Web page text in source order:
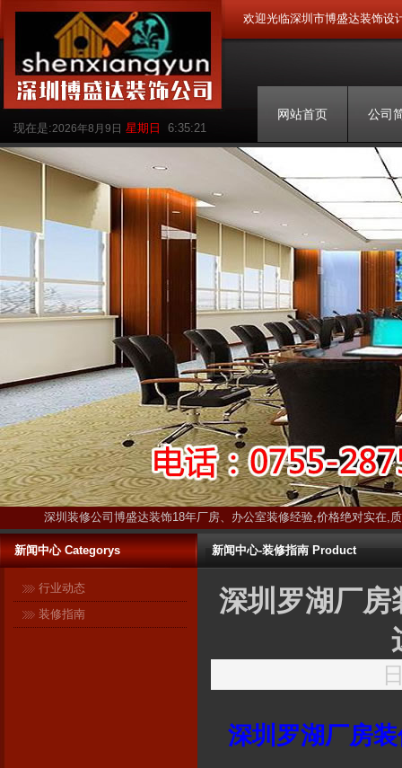
欢迎光临深圳市博盛达装饰设
现在是:2026年8月9日 星期日 6:35:22
公司
网站首页
深圳装修公司博盛达装饰18年厂房、办公室装修经验,价格绝对实在,
新闻中心 Categorys
行业动态
装修指南
新闻中心-装修指南 Product
深圳罗湖厂房
深圳罗湖厂房